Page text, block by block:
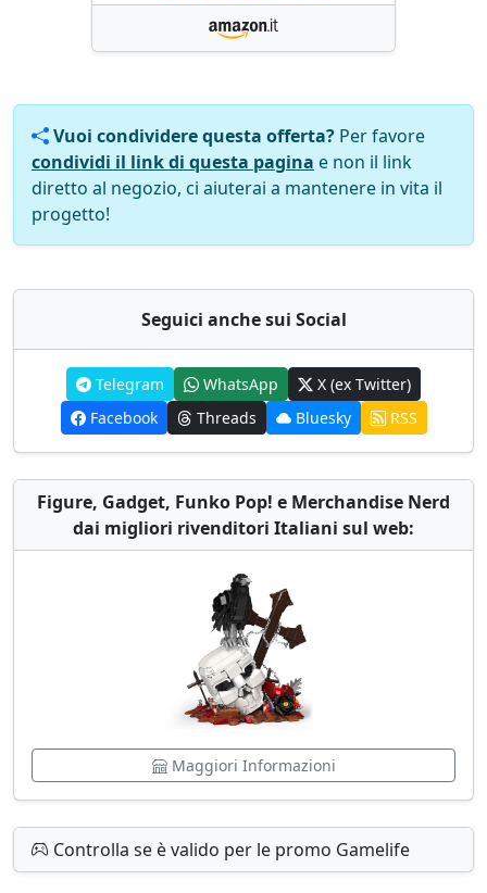
Vuoi condividere questa offerta? Per favore
condividi il link di questa pagina e non il link
diretto al negozio, ci aiuterai a mantenere in vita il
progetto!
Seguici anche sui Social
Telegram WhatsApp
X (ex Twitter)
Facebook
Threads Bluesky RSS
Figure, Gadget, Funko Pop! e Merchandise Nerd
dai migliori rivenditori Italiani sul web:
Maggiori Informazioni
Controlla se è valido per le promo Gamelife